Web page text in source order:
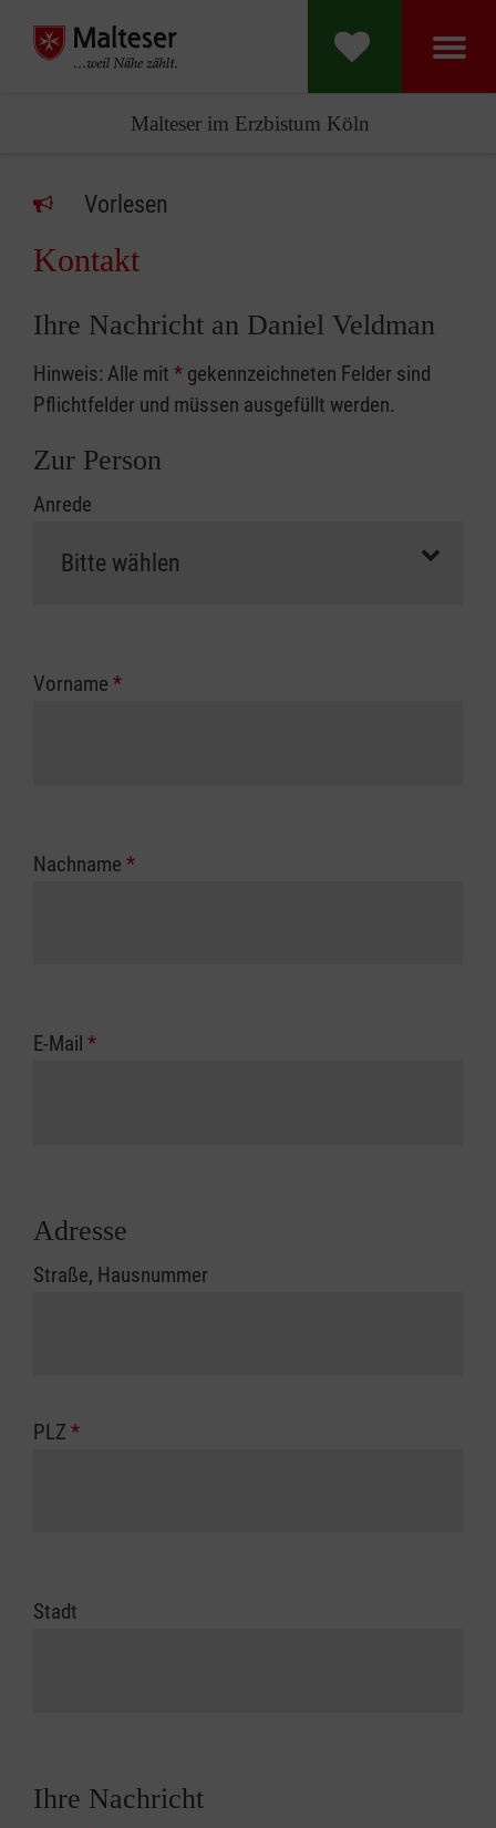
Malteser im Erzbistum Köln
Vorlesen
Kontakt
Ihre Nachricht an Daniel Veldman
Hinweis: Alle mit * gekennzeichneten Felder sind
Pflichtfelder und müssen ausgefüllt werden.
Zur Person
Anrede
Vorname *
Nachname *
E-Mail *
Adresse
Straße, Hausnummer
PLZ *
Stadt
Ihre Nachricht